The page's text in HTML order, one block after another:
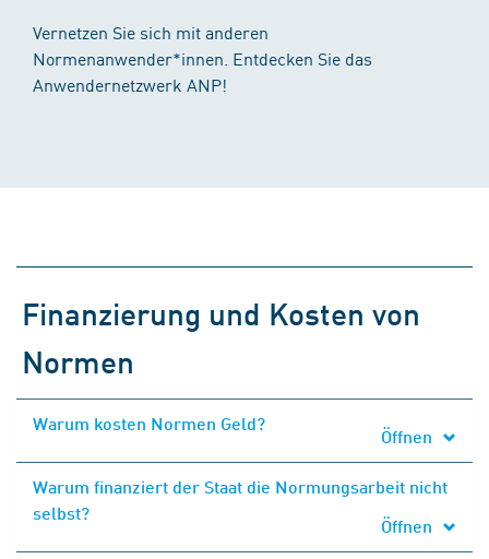
Vernetzen Sie sich mit anderen
Normenanwender*innen. Entdecken Sie das
Anwendernetzwerk ANP!
Finanzierung und Kosten von
Normen
Warum kosten Normen Geld?
Öffnen
Warum finanziert der Staat die Normungsarbeit nicht
selbst?
Öffnen